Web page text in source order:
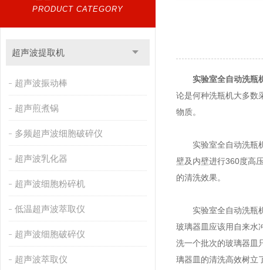
PRODUCT CATEGORY
超声波提取机
超声波振动棒
超声煎煮锅
多频超声波细胞破碎仪
超声波乳化器
超声波细胞粉碎机
低温超声波萃取仪
超声波细胞破碎仪
超声波萃取仪
实验室全自动洗瓶
论是何种洗瓶机大多数
物质。
实验室全自动洗瓶机
壁及内壁进行360度高
的清洗效果。
实验室全自动洗瓶机
玻璃器皿应该用自来水
洗一个批次的玻璃器皿
璃器皿的清洗高效树立